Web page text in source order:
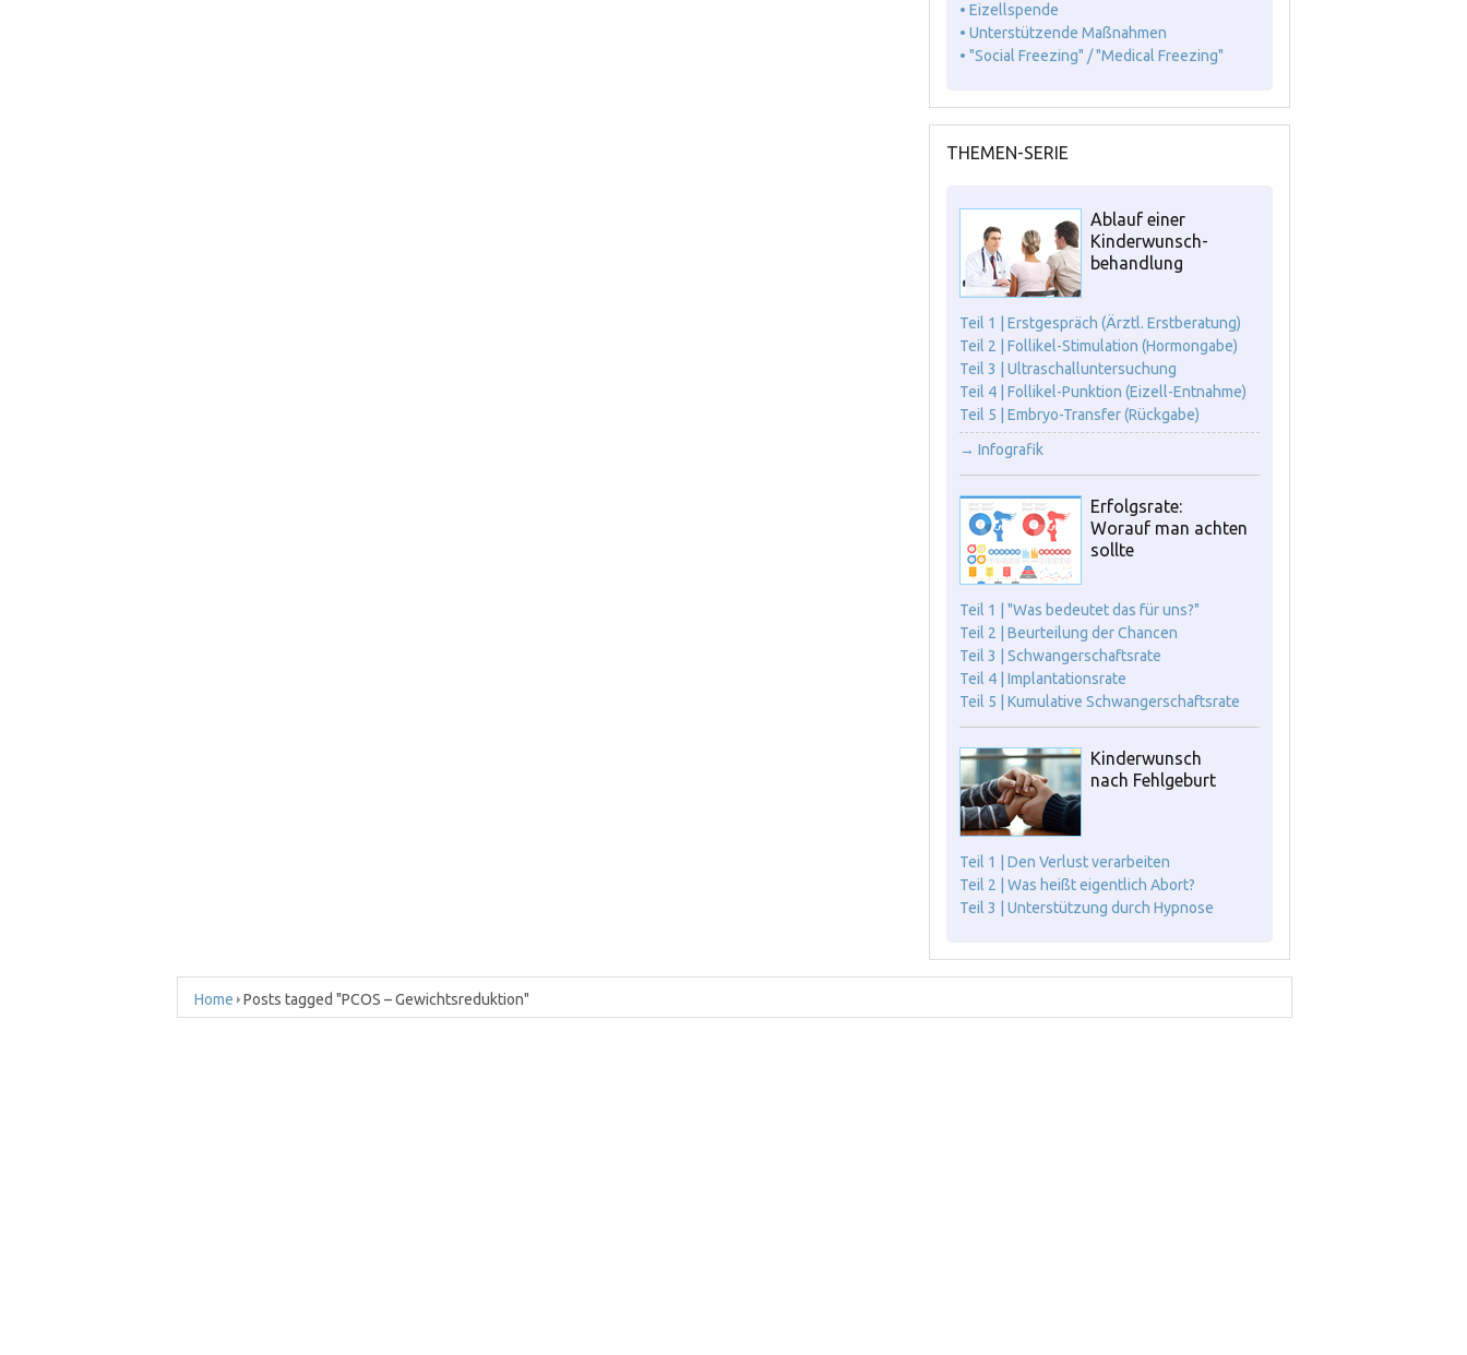
• Eizellspende
• Unterstützende Maßnahmen
• "Social Freezing" / "Medical Freezing"
THEMEN-SERIE
Ablauf einer
Kinderwunsch-
behandlung
Teil 1 | Erstgespräch (Ärztl. Erstberatung)
Teil 2 | Follikel-Stimulation (Hormongabe)
Teil 3 | Ultraschalluntersuchung
Teil 4 | Follikel-Punktion (Eizell-Entnahme)
Teil 5 | Embryo-Transfer (Rückgabe)
→ Infografik
Erfolgsrate:
Worauf man achten
sollte
Teil 1 | "Was bedeutet das für uns?"
Teil 2 | Beurteilung der Chancen
Teil 3 | Schwangerschaftsrate
Teil 4 | Implantationsrate
Teil 5 | Kumulative Schwangerschaftsrate
Kinderwunsch
nach Fehlgeburt
Teil 1 | Den Verlust verarbeiten
Teil 2 | Was heißt eigentlich Abort?
Teil 3 | Unterstützung durch Hypnose
Home Posts tagged "PCOS – Gewichtsreduktion"